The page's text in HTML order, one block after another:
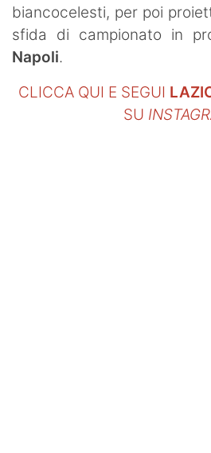
biancocelesti, per poi
sfida di campionato in
Napoli.
CLICCA QUI E SEGUI
SU